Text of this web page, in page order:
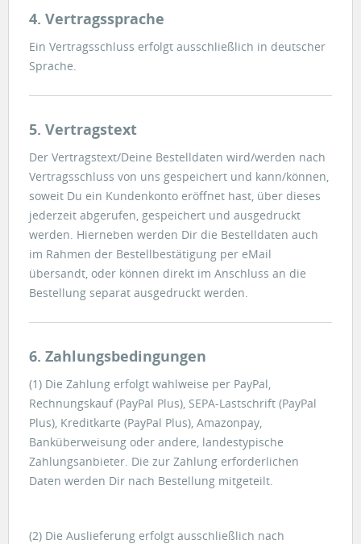
4. Vertragssprache
Ein Vertragsschluss erfolgt ausschließlich in deutscher
Sprache.
5. Vertragstext
Der Vertragstext/Deine Bestelldaten wird/werden nach
Vertragsschluss von uns gespeichert und kann/können,
soweit Du ein Kundenkonto eröffnet hast, über dieses
jederzeit abgerufen, gespeichert und ausgedruckt
werden. Hierneben werden Dir die Bestelldaten auch
im Rahmen der Bestellbestätigung per eMail
übersandt, oder können direkt im Anschluss an die
Bestellung separat ausgedruckt werden.
6. Zahlungsbedingungen
(1) Die Zahlung erfolgt wahlweise per PayPal,
Rechnungskauf (PayPal Plus), SEPA-Lastschrift (PayPal
Plus), Kreditkarte (PayPal Plus), Amazonpay,
Banküberweisung oder andere, landestypische
Zahlungsanbieter. Die zur Zahlung erforderlichen
Daten werden Dir nach Bestellung mitgeteilt.
(2) Die Auslieferung erfolgt ausschließlich nach